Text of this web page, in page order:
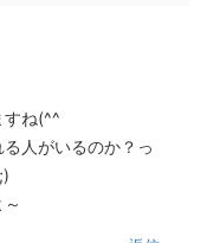
ね(^^ゞ
人がいるのか？っ